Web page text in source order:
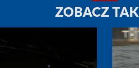
ZOBACZ